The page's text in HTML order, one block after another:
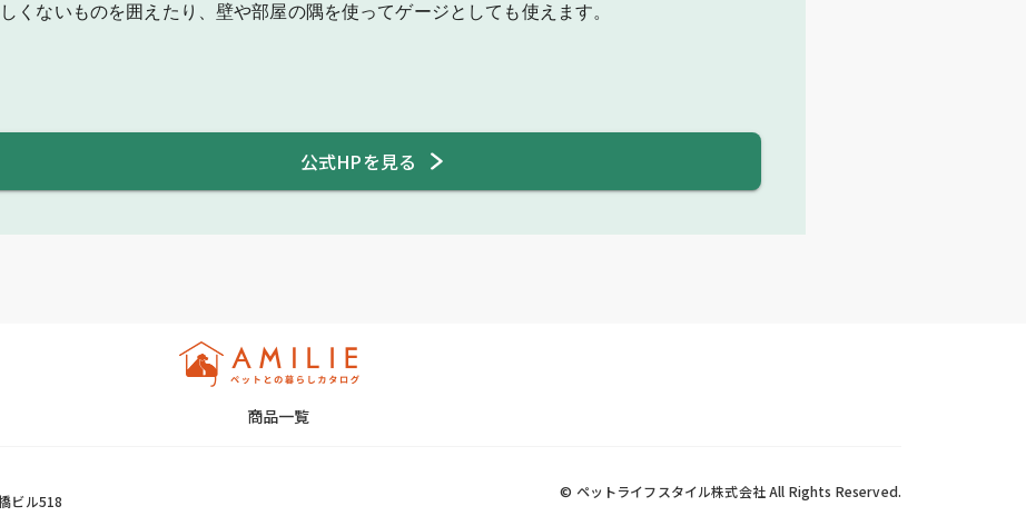
くないものを囲えたり、壁や部屋の隅を使ってゲージとしても使えます。
公式HPを見る
商品一覧
ビル518
© ペットライフスタイル株式会社 All Rights Reserved.